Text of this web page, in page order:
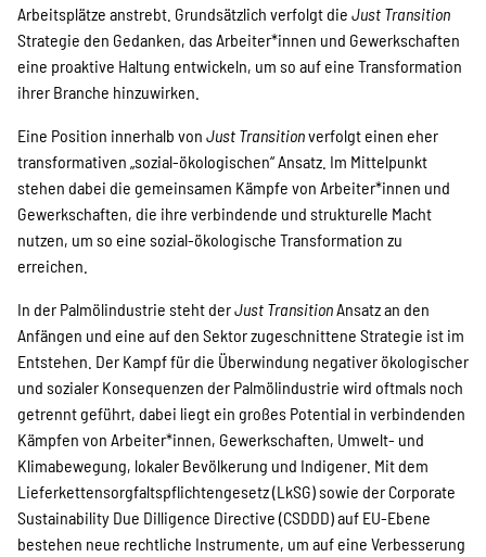
Arbeitsplätze anstrebt. Grundsätzlich verfolgt die Just Transition
Strategie den Gedanken, das Arbeiter*innen und Gewerkschaften
eine proaktive Haltung entwickeln, um so auf eine Transformation
ihrer Branche hinzuwirken.
Eine Position innerhalb von Just Transitionverfolgt einen eher
transformativen „sozial-ökologischen“ Ansatz. Im Mittelpunkt
stehen dabei die gemeinsamen Kämpfe von Arbeiter*innen und
Gewerkschaften, die ihre verbindende und strukturelle Macht
nutzen, um so eine sozial-ökologische Transformation zu
erreichen.
In der Palmölindustrie steht derJust TransitionAnsatz an den
Anfängen und eine auf den Sektor zugeschnittene Strategie ist im
Entstehen. Der Kampf für die Überwindung negativer ökologischer
und sozialer Konsequenzen der Palmölindustrie wird oftmals noch
getrennt geführt, dabei liegt ein großes Potential in verbindenden
Kämpfen von Arbeiter*innen, Gewerkschaften, Umwelt- und
Klimabewegung, lokaler Bevölkerung und Indigener. Mit dem
Lieferkettensorgfaltspflichtengesetz (LkSG) sowie der Corporate
Sustainability Due Dilligence Directive (CSDDD) auf EU-Ebene
bestehen neue rechtliche Instrumente, um auf eine Verbesserung